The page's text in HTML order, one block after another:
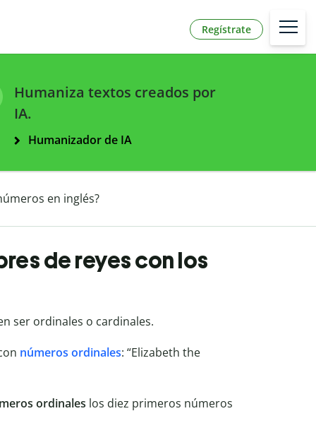
Regístrate
Humaniza textos creados por
IA.
Humanizador de IA
en inglés?
de reyes con los
ser ordinales o cardinales.
números ordinales: “Elizabeth the
ordinales los diez primeros números